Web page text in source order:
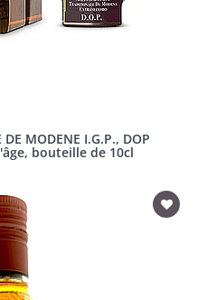
MODENE I.G.P., DOP
bouteille de 10cl